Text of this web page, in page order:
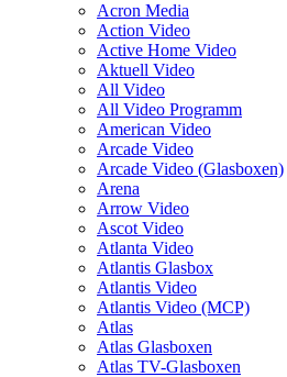
Acron Media
Action Video
Active Home Video
Aktuell Video
All Video
All Video Programm
American Video
Arcade Video
Arcade Video (Glasboxen)
Arena
Arrow Video
Ascot Video
Atlanta Video
Atlantis Glasbox
Atlantis Video
Atlantis Video (MCP)
Atlas
Atlas Glasboxen
Atlas TV-Glasboxen